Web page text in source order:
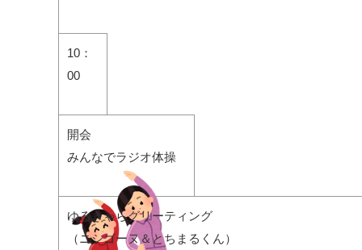
10：
00
開会
みんなでラジオ体操
ゆるきゃらグリーティング
（ニシゴーヌ＆とちまるくん）